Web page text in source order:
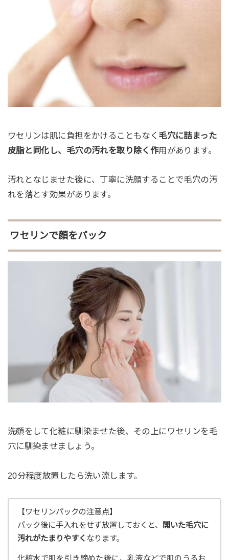
ワセリンは肌に負担をかけることもなく 毛穴に詰まった
皮脂と同化し、毛穴の汚れを取り除く作用があります。
汚れとなじませた後に、丁寧に洗顔することで毛穴の汚
れを落とす効果があります。
ワセリンで顔をパック
洗顔をして化粧に馴染ませた後、その上にワセリンを毛
穴に馴染ませましょう。
20分程度放置したら洗い流します。
【ワセリンパックの注意点】
パック後に手入れをせず放置しておくと、
開いた毛穴に
汚れがたまりやすく なります。